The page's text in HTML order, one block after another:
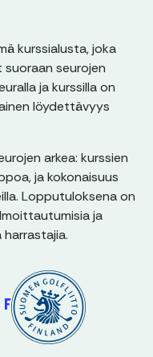
kurssialusta, joka
seurojen
ja kurssilla on
löydettävyys
arkea: kurssien
ja kokonaisuus
Lopputuloksena on
ja